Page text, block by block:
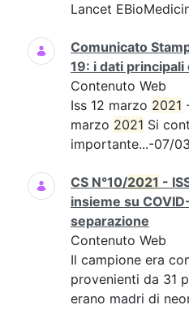
Lancet
Comunicato
19: i dati
Contenuto Web
Iss 12 marzo 2021
marzo 2021 Si
importante...-07/
CS N°10/2021 -
insieme su
separazione
Contenuto Web
Il campione era
provenienti da 31
erano madri di